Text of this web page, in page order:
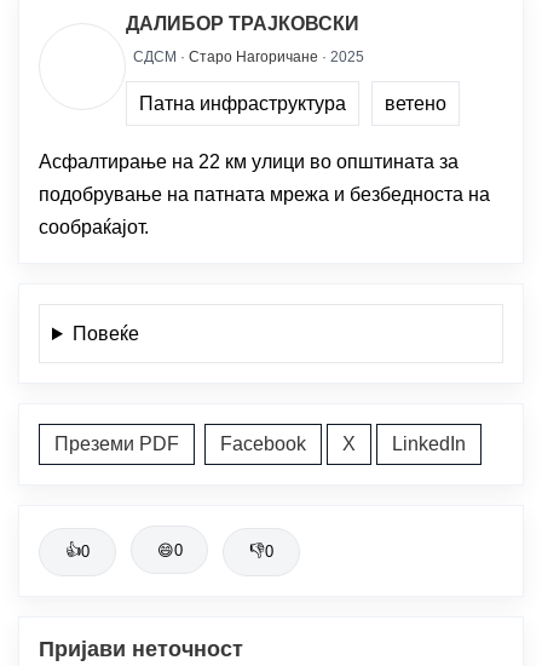
ДАЛИБОР ТРАЈКОВСКИ
СДСМ · Старо Нагоричане · 2025
Патна инфраструктура ветено
Асфалтирање на 22 км улици во општината за
подобрување на патната мрежа и безбедноста на
сообраќајот.
Повеќе
Преземи PDF Facebook X LinkedIn
👍0 😄0 👎0
Пријави неточност